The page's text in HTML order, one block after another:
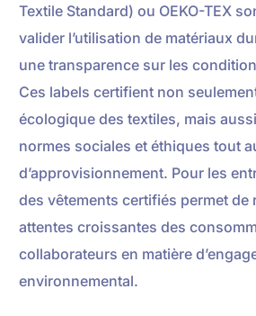
Textile Standard) ou OEKO-TEX
valider l’utilisation de matériaux
une transparence sur les
Ces labels certifient non
écologique des textiles, mais
normes sociales et éthiques tout
d’approvisionnement. Pour les
des vêtements certifiés permet de
attentes croissantes des
collaborateurs en matière
environnemental.